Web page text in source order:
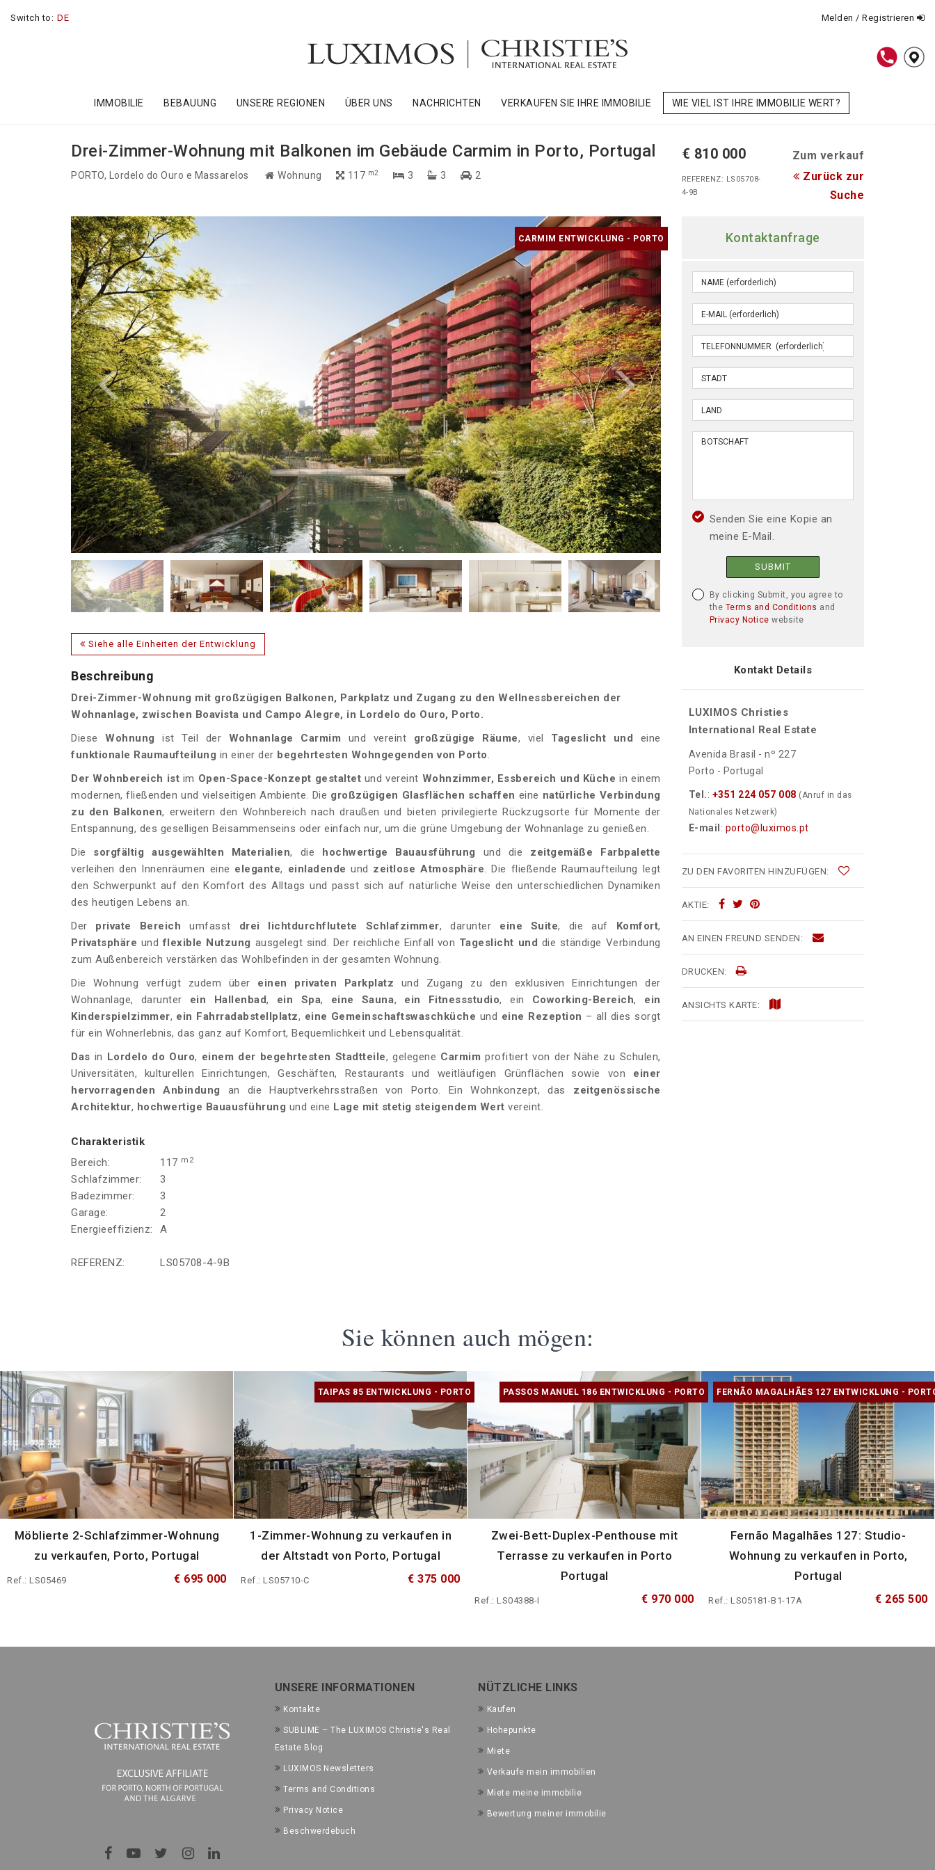
Switch to: DE Melden / Registrieren
IMMOBILIE BEBAUUNG UNSERE REGIONEN ÜBER UNS NACHRICHTEN VERKAUFEN SIE IHRE IMMOBILIE WIE VIEL IST IHRE IMMOBILIE WERT?
Drei-Zimmer-Wohnung mit Balkonen im Gebäude Carmim in Porto, Portugal
PORTO, Lordelo do Ouro e Massarelos Wohnung 117 m2 3 3 2
€ 810 000 Zum verkauf
REFERENZ: LS05708-
4-9B
Zurück zur
Suche
CARMIM ENTWICKLUNG - PORTO
Siehe alle Einheiten der Entwicklung
Beschreibung
Drei-Zimmer-Wohnung mit großzügigen Balkonen, Parkplatz und Zugang zu den Wellnessbereichen der
Wohnanlage, zwischen Boavista und Campo Alegre, in Lordelo do Ouro, Porto.
Diese Wohnung ist Teil der Wohnanlage Carmim und vereint großzügige Räume, viel Tageslicht und eine
funktionale Raumaufteilung in einer der begehrtesten Wohngegenden von Porto.
Der Wohnbereich ist im Open-Space-Konzept gestaltet und vereint Wohnzimmer, Essbereich und Küche in einem
modernen, fließenden und vielseitigen Ambiente. Die großzügigen Glasflächen schaffen eine natürliche Verbindung
zu den Balkonen, erweitern den Wohnbereich nach draußen und bieten privilegierte Rückzugsorte für Momente der
Entspannung, des geselligen Beisammenseins oder einfach nur, um die grüne Umgebung der Wohnanlage zu genießen.
Die sorgfältig ausgewählten Materialien, die hochwertige Bauausführung und die zeitgemäße Farbpalette
verleihen den Innenräumen eine elegante, einladende und zeitlose Atmosphäre. Die fließende Raumaufteilung legt
den Schwerpunkt auf den Komfort des Alltags und passt sich auf natürliche Weise den unterschiedlichen Dynamiken
des heutigen Lebens an.
Der private Bereich umfasst drei lichtdurchflutete Schlafzimmer, darunter eine Suite, die auf Komfort,
Privatsphäre undflexible Nutzung ausgelegt sind. Der reichliche Einfall von Tageslicht und die ständige Verbindung
zum Außenbereich verstärken das Wohlbefinden in der gesamten Wohnung.
Die Wohnung verfügt zudem über einen privaten Parkplatz und Zugang zu den exklusiven Einrichtungen der
Wohnanlage, darunter ein Hallenbad, ein Spa, eine Sauna, ein Fitnessstudio, ein Coworking-Bereich, ein
Kinderspielzimmer, ein Fahrradabstellplatz, eine Gemeinschaftswaschküche und eine Rezeption – all dies sorgt
für ein Wohnerlebnis, das ganz auf Komfort, Bequemlichkeit und Lebensqualität.
Das in Lordelo do Ouro, einem der begehrtesten Stadtteile, gelegene Carmim profitiert von der Nähe zu Schulen,
Universitäten, kulturellen Einrichtungen, Geschäften, Restaurants und weitläufigen Grünflächen sowie von einer
hervorragenden Anbindung an die Hauptverkehrsstraßen von Porto. Ein Wohnkonzept, das zeitgenössische
Architektur, hochwertige Bauausführung und eine Lage mit stetig steigendem Wert vereint.
Charakteristik
Bereich:
117 m2
Schlafzimmer:
3
Badezimmer:
3
Garage:
2
Energieeffizienz:
A
REFERENZ: LS05708-4-9B
Kontaktanfrage
Senden Sie eine Kopie an
meine E-Mail.
SUBMIT
By clicking Submit, you agree to
the Terms and Conditions and
Privacy Notice website
Kontakt Details
LUXIMOS Christies
International Real Estate
Avenida Brasil - nº 227
Porto - Portugal
Tel.: +351 224 057 008 (Anruf in das
Nationales Netzwerk)
E-mail : porto@luximos.pt
ZU DEN FAVORITEN HINZUFÜGEN:
AKTIE:
AN EINEN FREUND SENDEN:
DRUCKEN:
ANSICHTS KARTE:
Sie können auch mögen:
Möblierte 2-Schlafzimmer-Wohnung
zu verkaufen, Porto, Portugal
Ref.: LS05469 € 695 000
TAIPAS 85 ENTWICKLUNG - PORTO
1-Zimmer-Wohnung zu verkaufen in
der Altstadt von Porto, Portugal
Ref.: LS05710-C € 375 000
PASSOS MANUEL 186 ENTWICKLUNG - PORTO
Zwei-Bett-Duplex-Penthouse mit
Terrasse zu verkaufen in Porto
Portugal
Ref.: LS04388-I € 970 000
FERNÃO MAGALHÃES 127 ENTWICKLUNG -
Fernão Magalhães 127: Studio-
Wohnung zu verkaufen in Porto,
Portugal
Ref.: LS05181-B1-17A € 265 500
UNSERE INFORMATIONEN
Kontakte
SUBLIME – The LUXIMOS Christie's Real
Estate Blog
LUXIMOS Newsletters
Terms and Conditions
Privacy Notice
Beschwerdebuch
NÜTZLICHE LINKS
Kaufen
Hohepunkte
Miete
Verkaufe mein immobilien
Miete meine immobilie
Bewertung meiner immobilie